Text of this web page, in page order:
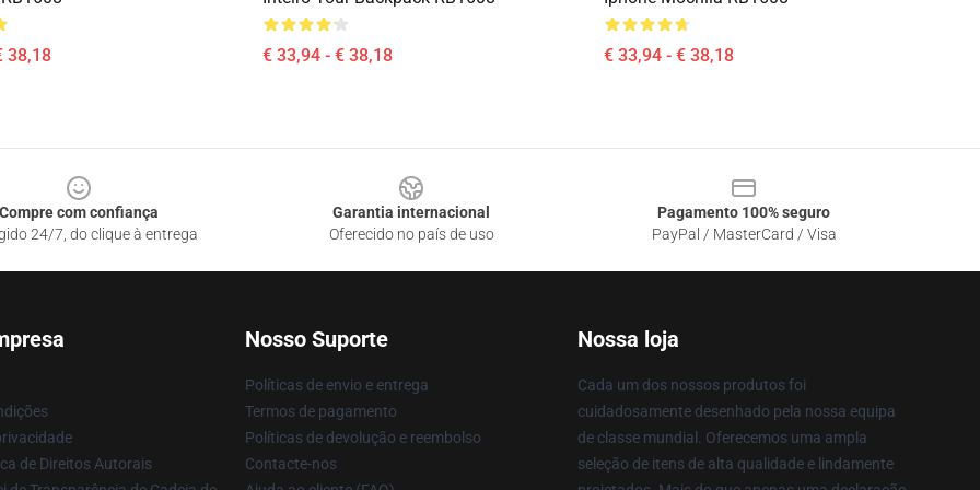
38,18 € 33,94 - € 38,18 € 33,94 - € 38,18
Compre com confiança
24/7, do clique à entrega
Garantia internacional
Oferecido no país de uso
Pagamento 100% seguro
PayPal / MasterCard / Visa
de Direitos Autorais
Nosso Suporte
Políticas de envio e entrega
Termos de pagamento
Políticas de devolução e reembolso
Contacte-nos
Nossa loja
Cada um dos nossos produtos foi
cuidadosamente desenhado pela nossa equipa
de classe mundial. Oferecemos uma ampla
seleção de itens de alta qualidade e lindamente